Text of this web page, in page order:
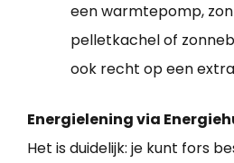
een warmtepomp,
pelletkachel of
ook recht op een
Energielening via
Het is duidelijk: je kunt fors